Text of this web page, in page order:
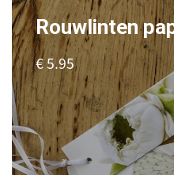
Rouwlinten
€ 5.95